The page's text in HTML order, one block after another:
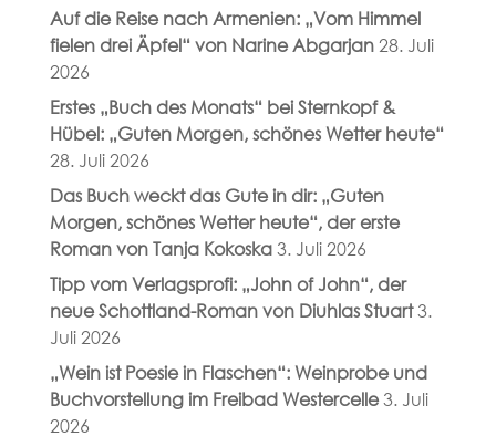
Auf die Reise nach Armenien: „Vom Himmel
fielen drei Äpfel“ von Narine Abgarjan 28. Juli
2026
Erstes „Buch des Monats“ bei Sternkopf &
Hübel: „Guten Morgen, schönes Wetter heute“
28. Juli 2026
Das Buch weckt das Gute in dir: „Guten
Morgen, schönes Wetter heute“, der erste
Roman von Tanja Kokoska 3. Juli 2026
Tipp vom Verlagsprofi: „John of John“, der
neue Schottland-Roman von Diuhlas Stuart 3.
Juli 2026
„Wein ist Poesie in Flaschen“: Weinprobe und
Buchvorstellung im Freibad Westercelle 3. Juli
2026